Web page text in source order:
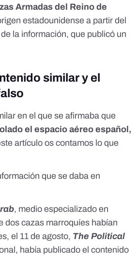
Armadas del Reino de
estadounidense a partir del
la información, que publicó un
similar y el
en el que se afirmaba que
el espacio aéreo español,
artículo os contamos lo que
que se daba en
, medio especializado en
dos cazas marroquíes habían
el 11 de agosto, The Political
había publicado el contenido